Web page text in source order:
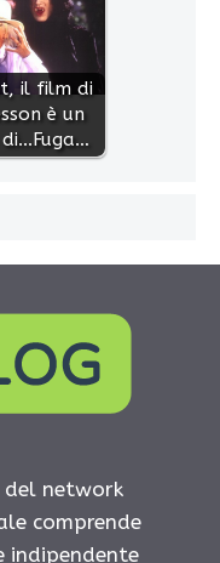
il film di
è un
del network
comprende
indipendente